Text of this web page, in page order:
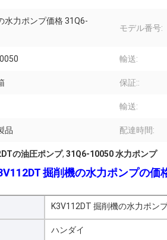
水力ポンプ価格 31Q6-
モデル番号:
輸送:
保証::
輸送:
品 配達時間:
の油圧ポンプ, 31Q6-10050 水力ポンプ
掘削機の水力ポンプの価
K3V112DT 掘削機の水力ポン
ハンダイ